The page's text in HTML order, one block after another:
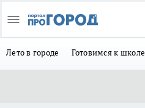
Лето в городе Готовимся к школе